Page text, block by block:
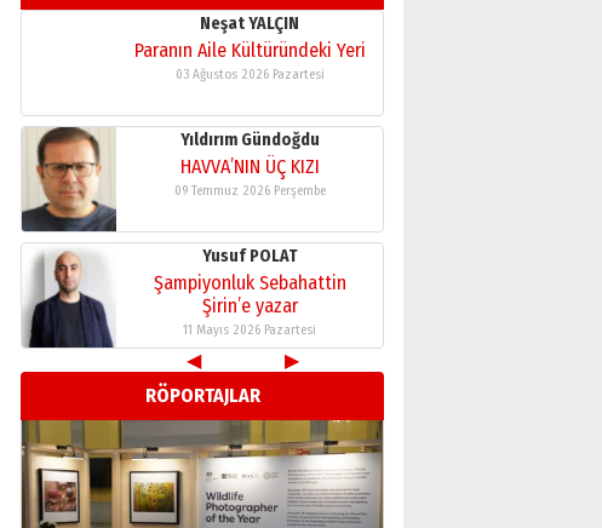
Neşat YALÇIN
Paranın Aile Kültüründeki Yeri
03 Ağustos 2026 Pazartesi
Yıldırım Gündoğdu
HAVVA’NIN ÜÇ KIZI
09 Temmuz 2026 Perşembe
Yusuf POLAT
Şampiyonluk Sebahattin
Şirin’e yazar
11 Mayıs 2026 Pazartesi
Neşat YALÇIN
Paranın Aile Kültüründeki Yeri
03 Ağustos 2026 Pazartesi
Yıldırım Gündoğdu
HAVVA’NIN ÜÇ KIZI
◀
▶
RÖPORTAJLAR